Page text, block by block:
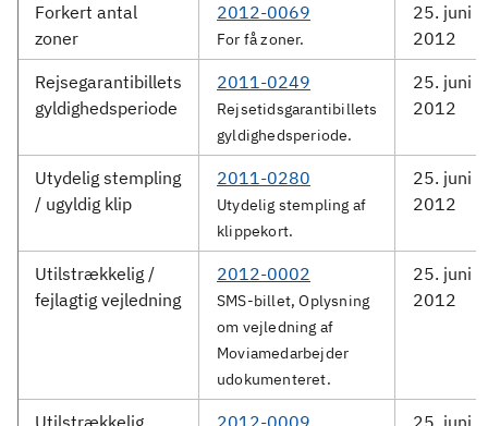
Forkert antal
zoner
2012-0069
For få zoner.
25. juni
2012
Rejsegarantibillets
gyldighedsperiode
2011-0249
Rejsetidsgarantibillets
gyldighedsperiode.
25. juni
2012
Utydelig stempling
/ ugyldig klip
2011-0280
Utydelig stempling af
klippekort.
25. juni
2012
Utilstrækkelig /
fejlagtig vejledning
2012-0002
SMS-billet, Oplysning
om vejledning af
Moviamedarbejder
udokumenteret.
25. juni
2012
Utilstrækkelig 2012-0009 25. juni